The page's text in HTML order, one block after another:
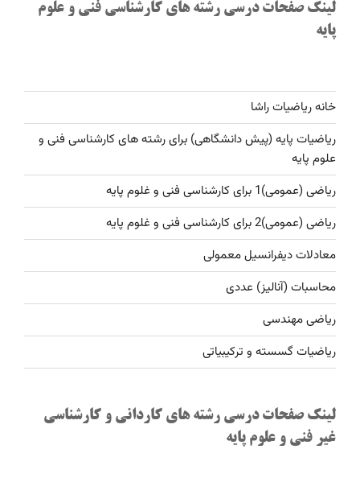
لینک صفحات درسی رشته های کارشناسی فنی و علوم
پایه
خانه ریاضیات راشا
ریاضیات پایه (پیش دانشگاهی) برای رشته های کارشناسی فنی و
علوم پایه
ریاضی (عمومی)1 برای کارشناسی فنی و غلوم پایه
ریاضی (عمومی)2 برای کارشناسی فنی و غلوم پایه
معادلات دیفرانسیل معمولی
محاسبات (آنالیز) عددی
ریاضی مهندسی
ریاضیات گسسته و ترکیبیاتی
لینک صفحات درسی رشته های کاردانی و کارشناسی
غیر فنی و علوم پایه